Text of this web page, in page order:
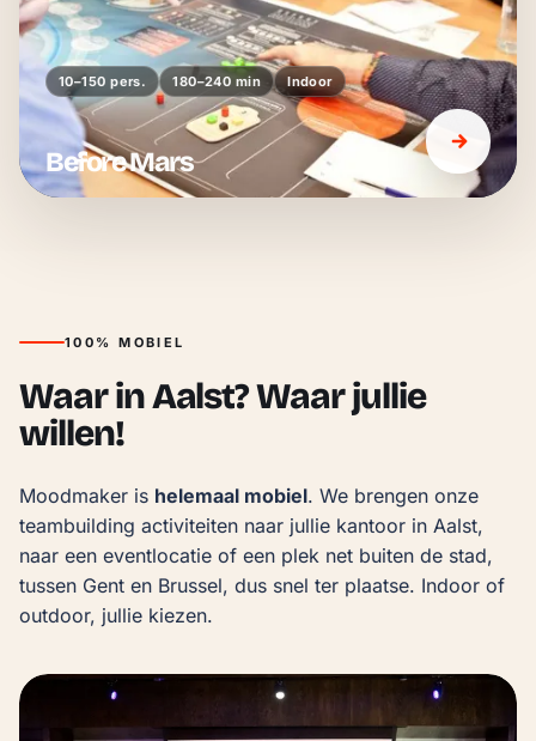
10–150 pers. 180–240 min Indoor
Before Mars
100% MOBIEL
Waar in Aalst? Waar jullie
willen!
Moodmaker is helemaal mobiel. We brengen onze
teambuilding activiteiten naar jullie kantoor in Aalst,
naar een eventlocatie of een plek net buiten de stad,
tussen Gent en Brussel, dus snel ter plaatse. Indoor of
outdoor, jullie kiezen.